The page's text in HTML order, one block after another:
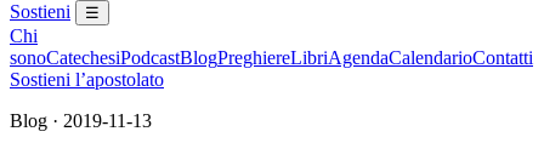
Sostieni ☰
Chi
sonoCatechesiPodcastBlogPreghiereLibriAgendaCalendarioContatti
Sostieni l’apostolato
Blog · 2019-11-13